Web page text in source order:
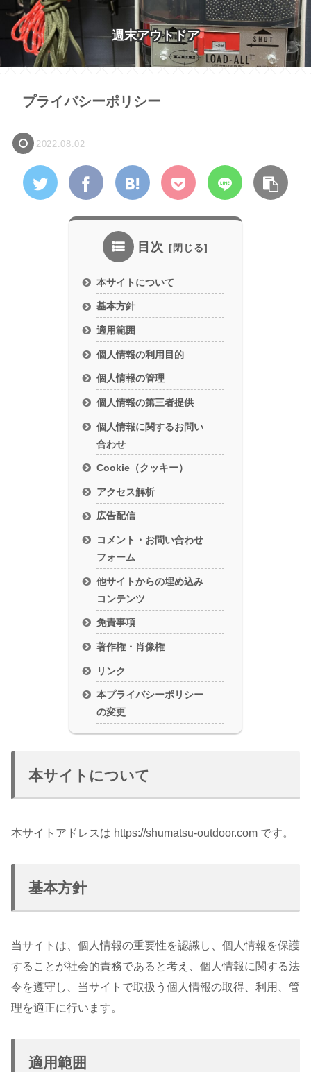
週末アウトドア
プライバシーポリシー
2022.08.02
目次
本サイトについて
基本方針
適用範囲
個人情報の利用目的
個人情報の管理
個人情報の第三者提供
個人情報に関するお問い
合わせ
Cookie（クッキー）
アクセス解析
広告配信
コメント・お問い合わせ
フォーム
他サイトからの埋め込み
コンテンツ
免責事項
著作権・肖像権
リンク
本プライバシーポリシー
の変更
本サイトについて
本サイトアドレスは https://shumatsu-outdoor.com です。
基本方針
当サイトは、個人情報の重要性を認識し、個人情報を保護
することが社会的責務であると考え、個人情報に関する法
令を遵守し、当サイトで取扱う個人情報の取得、利用、管
理を適正に行います。
適用範囲